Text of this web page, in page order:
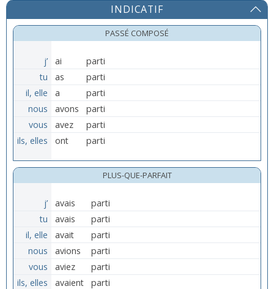
INDICATIF
PASSÉ COMPOSÉ
j’ ai
parti
tu
as
parti
il, elle
a
parti
nous
avons
parti
vous
avez
parti
ils, elles
ont parti
PLUS-QUE-PARFAIT
j’ avais
parti
tu
avais
parti
il, elle
avait
parti
nous
avions
parti
vous
aviez
parti
ils, elles
avaient parti